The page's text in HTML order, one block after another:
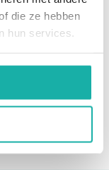
die ze hebben
hun services.